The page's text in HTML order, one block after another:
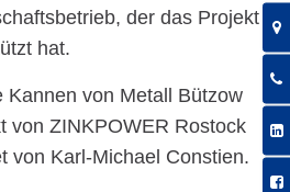
der das Projekt
hat.
Kannen von Metall Bützow
von ZINKPOWER Rostock
von Karl-Michael Constien.